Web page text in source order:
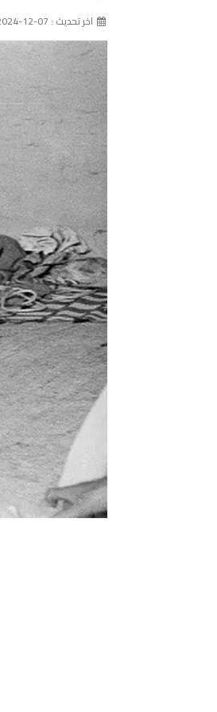
اخر تحديث : 07-12-2024